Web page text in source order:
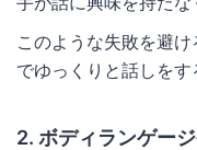
このような失敗を避
でゆっくりと話しをす
2. ボディランゲー